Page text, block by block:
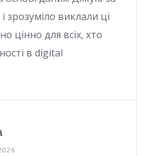
зрозуміло виклали ці
цінно для всіх, хто
в digital